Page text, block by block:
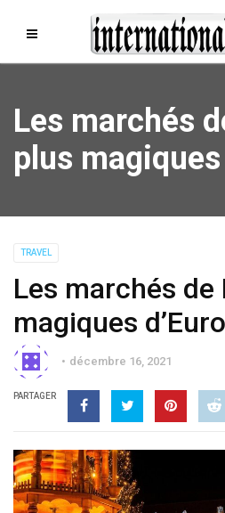
Les marchés
plus magiques
TRAVEL
Les marchés de
magiques
décembre 16, 2021
PARTAGER